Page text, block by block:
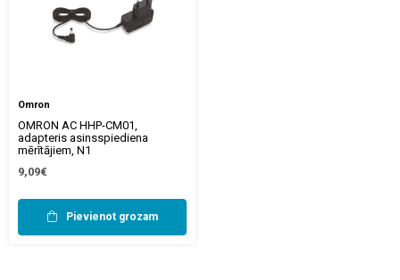
Omron
OMRON AC HHP-CM01,
adapteris asinsspiediena
mērītājiem, N1
9,09€
Pievienot grozam